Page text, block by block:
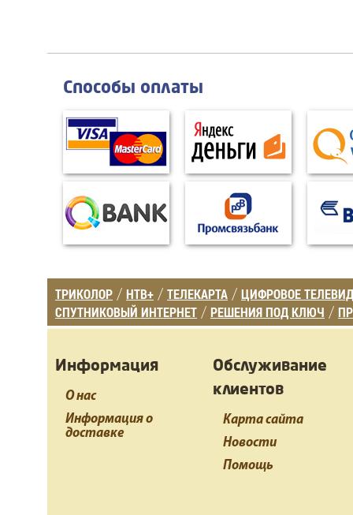
Способы оплаты
ТРИКОЛОР / НТВ+ / ТЕЛЕКАРТА / ЦИФРОВОЕ
СПУТНИКОВЫЙ ИНТЕРНЕТ / РЕШЕНИЯ ПОД КЛЮЧ /
Информация
О нас
Информация о
доставке
Обслуживание
клиентов
Карта сайта
Новости
Помощь